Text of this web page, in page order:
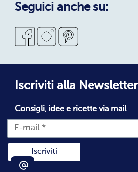
Condizioni Generali di Vendita
Codice Etico
Segnalazioni Whistleblowing
Seguici anche su:
Iscriviti alla Newsletter
Consigli, idee e ricette via mail
Iscriviti